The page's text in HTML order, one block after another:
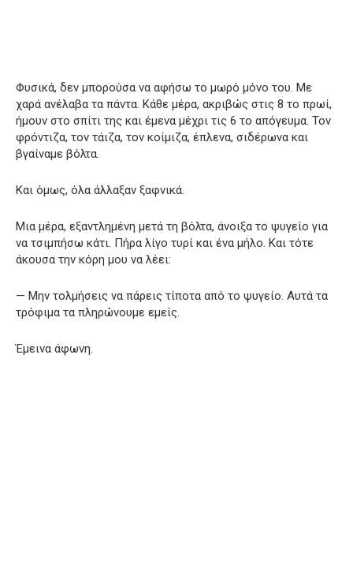
Φυσικά, δεν μπορούσα να αφήσω το μωρό μόνο του. Με
χαρά ανέλαβα τα πάντα. Κάθε μέρα, ακριβώς στις 8 το πρωί,
ήμουν στο σπίτι της και έμενα μέχρι τις 6 το απόγευμα. Τον
φρόντιζα, τον τάιζα, τον κοίμιζα, έπλενα, σιδέρωνα και
βγαίναμε βόλτα.
Και όμως, όλα άλλαξαν ξαφνικά.
Μια μέρα, εξαντλημένη μετά τη βόλτα, άνοιξα το ψυγείο για
να τσιμπήσω κάτι. Πήρα λίγο τυρί και ένα μήλο. Και τότε
άκουσα την κόρη μου να λέει:
— Μην τολμήσεις να πάρεις τίποτα από το ψυγείο. Αυτά τα
τρόφιμα τα πληρώνουμε εμείς.
Έμεινα άφωνη.